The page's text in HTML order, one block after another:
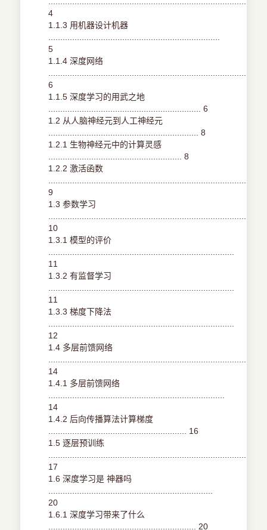
4
1.1.3 用机器设计机器
........................................................................
5
1.1.4 深度网络
....................................................................................
6
1.1.5 深度学习的用武之地
................................................................ 6
1.2 从人脑神经元到人工神经元
............................................................... 8
1.2.1 生物神经元中的计算灵感
........................................................ 8
1.2.2 激活函数
....................................................................................
9
1.3 参数学习
10
1.3.1 模型的评价
..............................................................................
11
1.3.2 有监督学习
..............................................................................
11
1.3.3 梯度下降法
..............................................................................
12
1.4 多层前馈网络
.....................................................................................
14
1.4.1 多层前馈网络
..........................................................................
14
1.4.2 后向传播算法计算梯度
.......................................................... 16
1.5 逐层预训练
.........................................................................................
17
1.6 深度学习是 神器吗
.....................................................................
20
1.6.1 深度学习带来了什么
.............................................................. 20